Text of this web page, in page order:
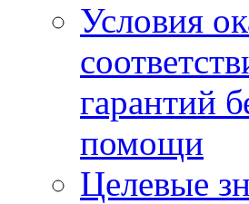
Условия
гарантий
помощи
Целевые